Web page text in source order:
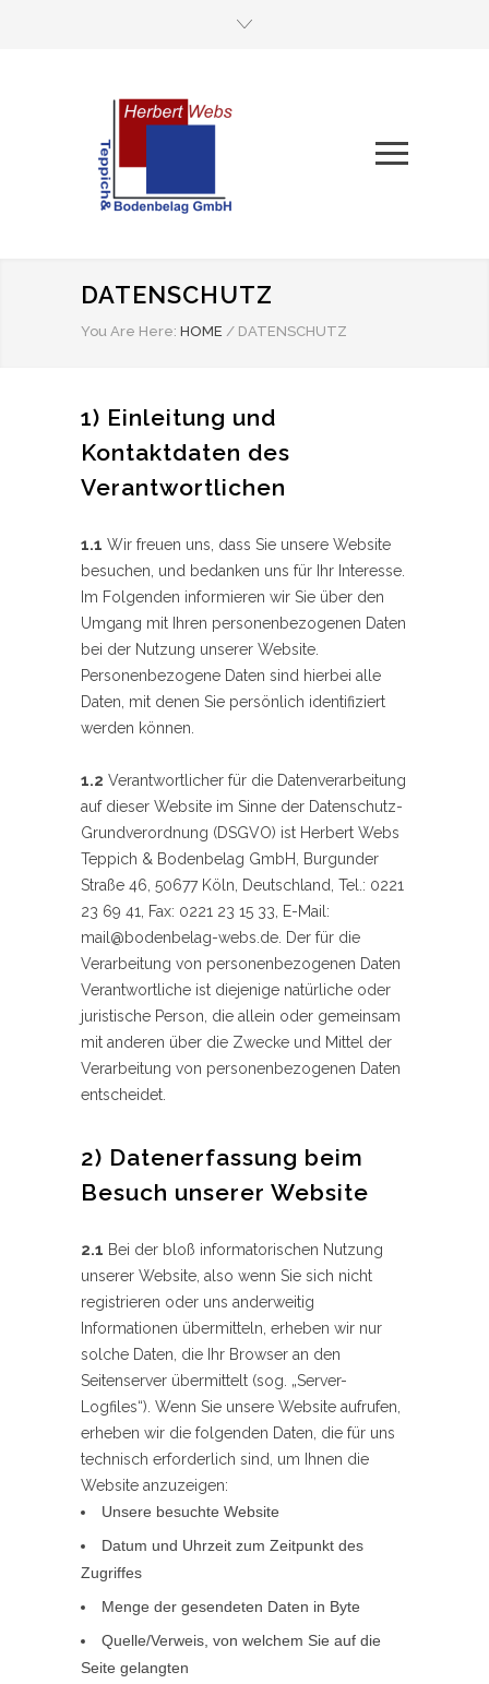
DATENSCHUTZ
You Are Here: HOME / DATENSCHUTZ
1) Einleitung und
Kontaktdaten des
Verantwortlichen
1.1 Wir freuen uns, dass Sie unsere Website
besuchen, und bedanken uns für Ihr Interesse.
Im Folgenden informieren wir Sie über den
Umgang mit Ihren personenbezogenen Daten
bei der Nutzung unserer Website.
Personenbezogene Daten sind hierbei alle
Daten, mit denen Sie persönlich identifiziert
werden können.
1.2 Verantwortlicher für die Datenverarbeitung
auf dieser Website im Sinne der Datenschutz-
Grundverordnung (DSGVO) ist Herbert Webs
Teppich & Bodenbelag GmbH, Burgunder
Straße 46, 50677 Köln, Deutschland, Tel.: 0221
23 69 41, Fax: 0221 23 15 33, E-Mail:
mail@bodenbelag-webs.de. Der für die
Verarbeitung von personenbezogenen Daten
Verantwortliche ist diejenige natürliche oder
juristische Person, die allein oder gemeinsam
mit anderen über die Zwecke und Mittel der
Verarbeitung von personenbezogenen Daten
entscheidet.
2) Datenerfassung beim
Besuch unserer Website
2.1 Bei der bloß informatorischen Nutzung
unserer Website, also wenn Sie sich nicht
registrieren oder uns anderweitig
Informationen übermitteln, erheben wir nur
solche Daten, die Ihr Browser an den
Seitenserver übermittelt (sog. „Server-
Logfiles“). Wenn Sie unsere Website aufrufen,
erheben wir die folgenden Daten, die für uns
technisch erforderlich sind, um Ihnen die
Website anzuzeigen:
Unsere besuchte Website
Datum und Uhrzeit zum Zeitpunkt des
Zugriffes
Menge der gesendeten Daten in Byte
Quelle/Verweis, von welchem Sie auf die
Seite gelangten